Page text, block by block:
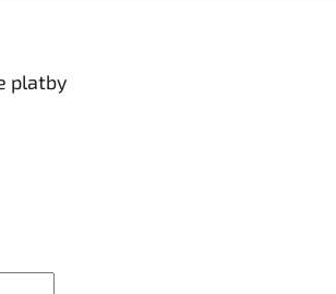
platby